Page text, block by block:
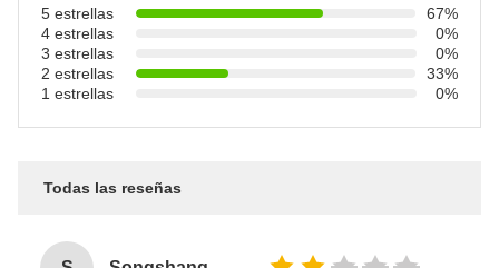
5 estrellas
67%
4 estrellas
0%
3 estrellas
0%
2 estrellas
33%
1 estrellas
0%
Todas las reseñas